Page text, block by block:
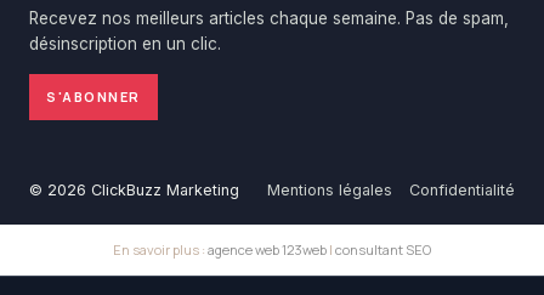
Recevez nos meilleurs articles chaque semaine. Pas de spam,
désinscription en un clic.
S'ABONNER
© 2026 ClickBuzz Marketing Mentions légales Confidentialité
En savoir plus : agence web 123web | consultant SEO